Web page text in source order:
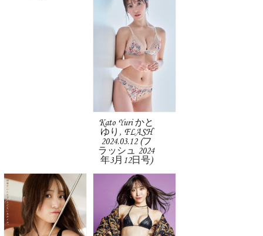
Kato Yuri かと
ゆり, FLASH
2024.03.12 (フ
ラッシュ 2024
年3月12日号)